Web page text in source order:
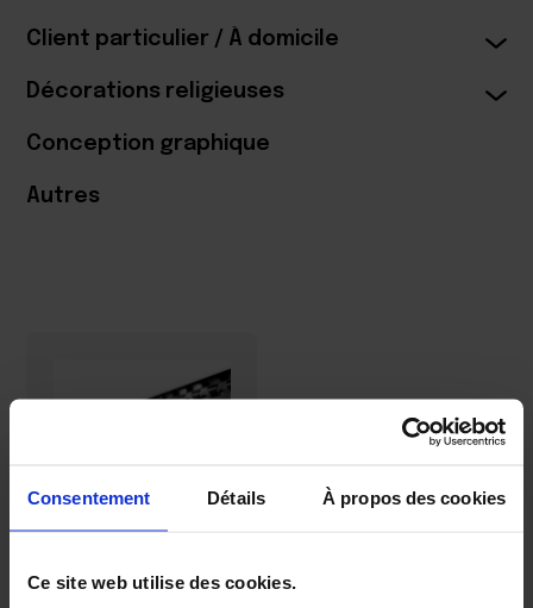
Consentement Détails À propos des cookies
Ce site web utilise des cookies.
Client particulier / À domicile
Décorations religieuses
Conception graphique
Autres
Rideau à